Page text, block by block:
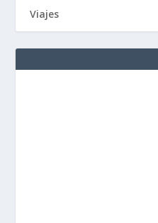
Viajes